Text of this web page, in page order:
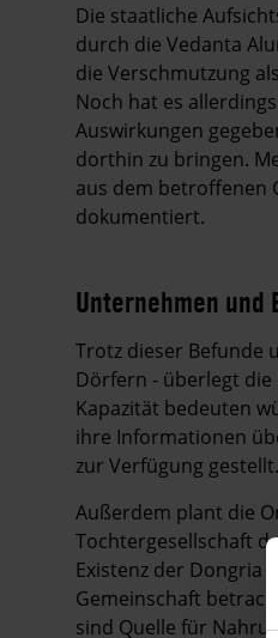
Die staatliche
durch die Vedanta
die Verschmutzung
Noch hat es
Auswirkungen
dorthin zu bringen.
aus dem betroffenen
dokumentiert.
Unternehmen
Trotz dieser Befunde
Dörfern - überlegt die
Kapazität bedeuten
ihre Informationen
zur Verfügung gestellt.
Außerdem plant die
Tochtergesellschaft
Existenz der Dongria
Gemeinschaft
sind Quelle für